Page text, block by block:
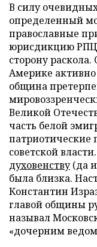
В силу
определенный
православные
юрисдикцию
сторону
Америке активно
община
Великой
часть белой
патриотические
советской
духовенству (да
была близка.
Константин
главой общины
называл
«дочерним